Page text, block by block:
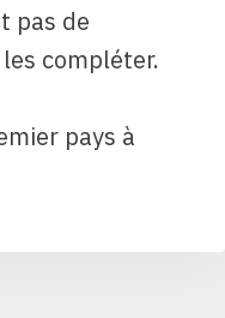
pas de
compléter.
pays à